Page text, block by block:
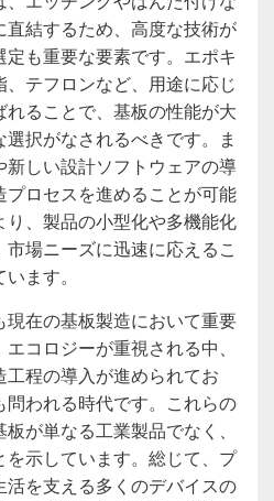
直結するため、高度な技術が
も重要な要素です。エポキ
テフロンなど、用途に応じ
ることで、基板の性能が大
択がなされるべきです。ま
しい設計ソフトウェアの導
プロセスを進めることが可能
、製品の小型化や多機能化
場ニーズに迅速に応えるこ
ます。
現在の基板製造において重要
コロジーが重視される中、
程の導入が進められてお
問われる時代です。これらの
が単なる工業製品でなく、
示しています。総じて、プ
活を支える多くのデバイスの